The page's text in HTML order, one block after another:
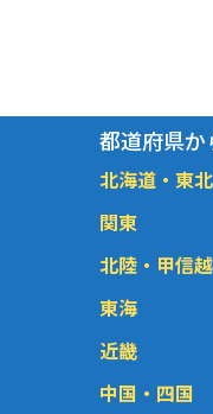
都道府県
北海道・東北
関東
北陸・甲信越
東海
近畿
中国・四国